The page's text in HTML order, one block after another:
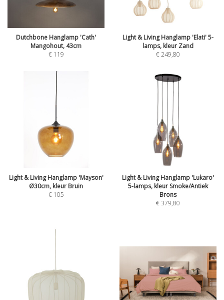
Dutchbone Hanglamp 'Cath'
Mangohout, 43cm
€ 119
Light & Living Hanglamp 'Elati' 5-
lamps, kleur Zand
€249,80
Light & Living Hanglamp 'Mayson'
Ø30cm, kleur Bruin
€ 105
Light & Living Hanglamp 'Lukaro'
5-lamps, kleur Smoke/Antiek
Brons
€379,80